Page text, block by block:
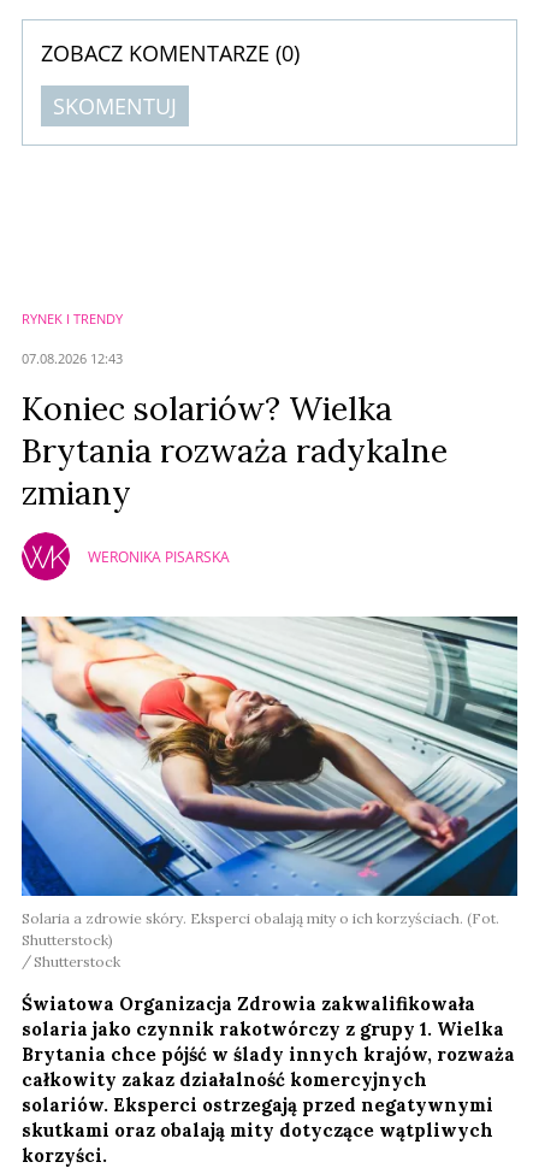
ZOBACZ KOMENTARZE (0)
SKOMENTUJ
RYNEK I TRENDY
07.08.2026 12:43
Koniec solariów? Wielka
Brytania rozważa radykalne
zmiany
WERONIKA PISARSKA
Solaria a zdrowie skóry. Eksperci obalają mity o ich korzyściach. (Fot.
Shutterstock)
Shutterstock
Światowa Organizacja Zdrowia zakwalifikowała
solaria jako czynnik rakotwórczy z grupy 1. Wielka
Brytania chce pójść w ślady innych krajów, rozważa
całkowity zakaz działalność komercyjnych
solariów. Eksperci ostrzegają przed negatywnymi
skutkami oraz obalają mity dotyczące wątpliwych
korzyści.